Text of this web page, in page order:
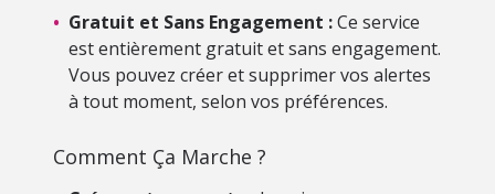
• Gratuit et Sans Engagement :Ce service
est entièrement gratuit et sans engagement.
Vous pouvez créer et supprimer vos alertes
à tout moment, selon vos préférences.
Comment Ça Marche ?